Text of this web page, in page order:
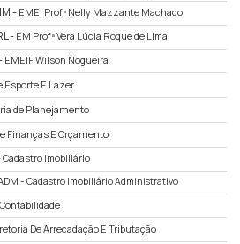
- EMEI Profª Nelly Mazzante Machado
- EM Profª Vera Lúcia Roque de Lima
EMEIF Wilson Nogueira
Esporte E Lazer
de Planejamento
Finanças E Orçamento
Cadastro Imobiliário
- Cadastro Imobiliário Administrativo
Contabilidade
De Arrecadação E Tributação